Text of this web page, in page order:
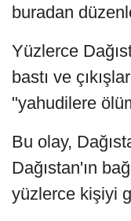
buradan
Yüzlerce
bastı ve
"yahudilere
Bu olay,
Dağıstan'ın
yüzlerce kişiyi